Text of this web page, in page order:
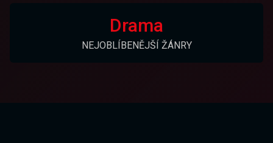
Drama
NEJOBLÍBENĚJŠÍ ŽÁNRY